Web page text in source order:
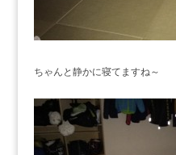
ちゃんと静かに寝てますね～